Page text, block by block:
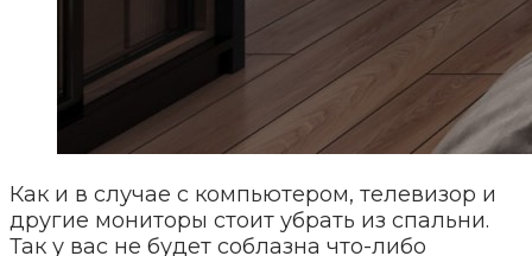
Как и в случае с компьютером, телевизор и
другие мониторы стоит убрать из спальни.
Так у вас не будет соблазна что-либо